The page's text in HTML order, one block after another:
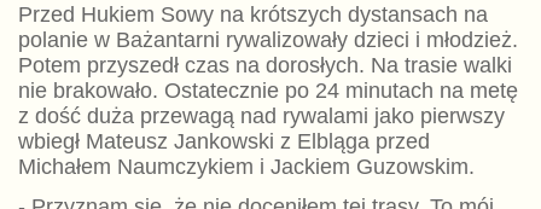
Przed Hukiem Sowy na krótszych dystansach na
polanie w Bażantarni rywalizowały dzieci i młodzież.
Potem przyszedł czas na dorosłych. Na trasie walki
nie brakowało. Ostatecznie po 24 minutach na metę
z dość duża przewagą nad rywalami jako pierwszy
wbiegł Mateusz Jankowski z Elbląga przed
Michałem Naumczykiem i Jackiem Guzowskim.